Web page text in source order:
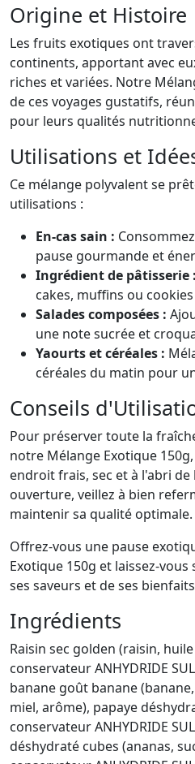
Origine et Histoire
Les fruits exotiques ont
continents, apportant avec
riches et variées. Notre
de ces voyages gustatifs,
pour leurs qualités
Utilisations et
Ce mélange polyvalent se
utilisations :
En-cas sain :
pause gourmande et
Ingrédient de pâtisserie :
cakes, muffins ou
Salades composées :
une note sucrée et
Yaourts et céréales :
céréales du matin pour
Conseils
Pour préserver toute la
notre Mélange Exotique
endroit frais, sec et à l'abri de
ouverture, veillez à bien
maintenir sa qualité optimale.
Offrez-vous une pause
Exotique 150g et laissez-
ses saveurs et de ses
Ingrédients
Raisin sec golden (raisin,
conservateur ANHYDRIDE
banane goût banane
miel, arôme), papaye
conservateur ANHYDRIDE
déshydraté cubes (ananas,